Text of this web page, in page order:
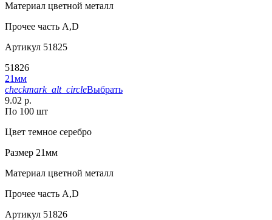
Материал цветной металл
Прочее часть А,D
Артикул 51825
51826
21мм
checkmark_alt_circleВыбрать
9.02 р.
По 100 шт
Цвет темное серебро
Размер 21мм
Материал цветной металл
Прочее часть А,D
Артикул 51826